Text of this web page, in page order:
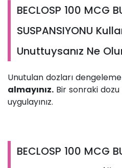
BECLOSP 100 MCG
SUSPANSIYONU
Unuttuysanız Ne
Unutulan dozları
almayınız. Bir sonraki
uygulayınız.
BECLOSP 100 MCG